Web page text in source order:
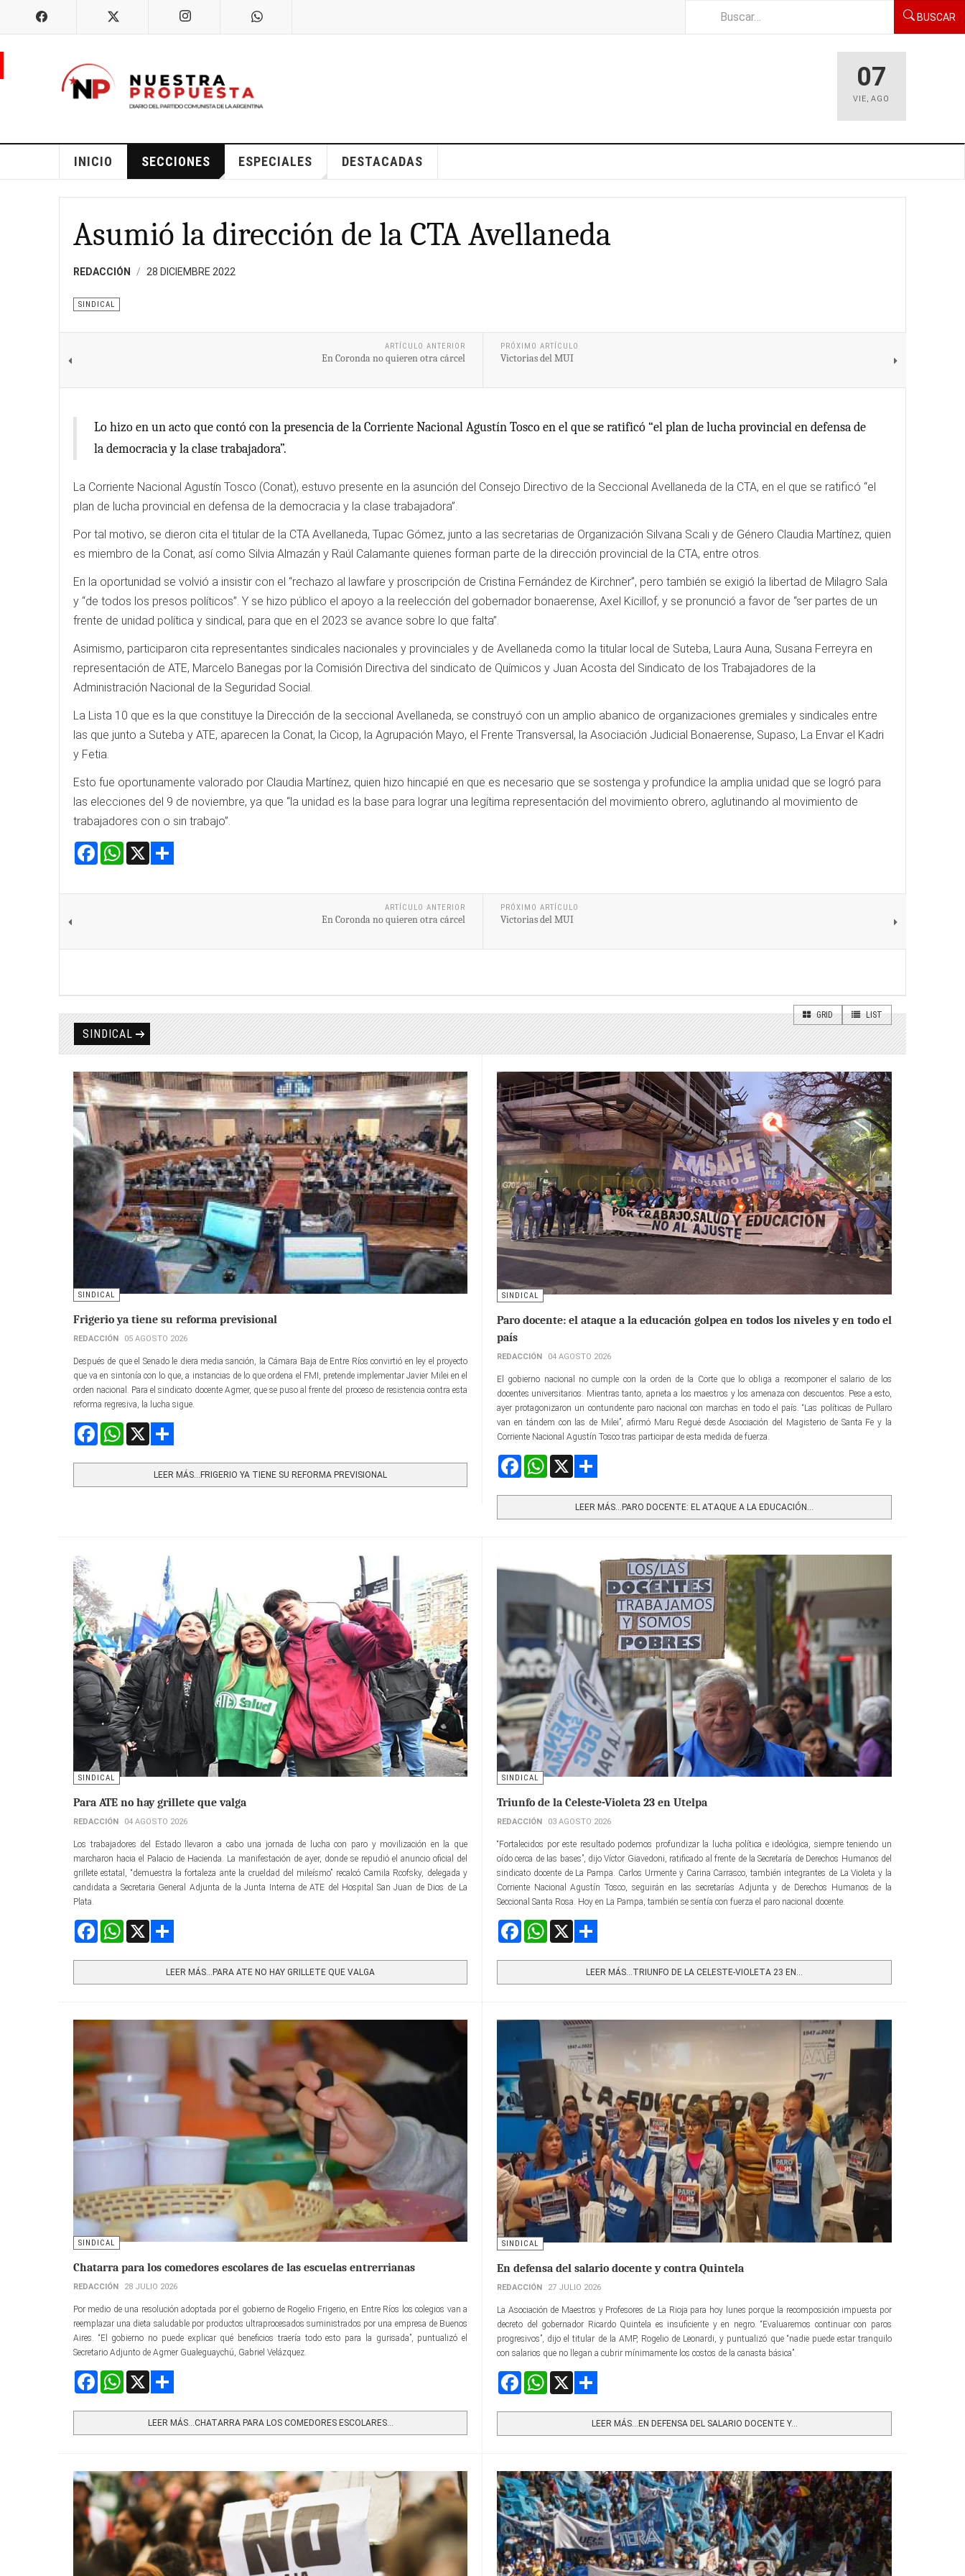
BUSCAR
07
VIE,AGO
INICIO SECCIONES ESPECIALES DESTACADAS
Asumió la dirección de la CTA Avellaneda
REDACCIÓN 28 DICIEMBRE 2022
SINDICAL
ARTÍCULO ANTERIOR
En Coronda no quieren otra cárcel
PRÓXIMO ARTÍCULO
Victorias del MUI
Lo hizo en un acto que contó con la presencia de la Corriente Nacional Agustín Tosco en el que se ratificó “el plan de lucha provincial en defensa de
la democracia y la clase trabajadora”.
La Corriente Nacional Agustín Tosco (Conat), estuvo presente en la asunción del Consejo Directivo de la Seccional Avellaneda de la CTA, en el que se ratificó “el
plan de lucha provincial en defensa de la democracia y la clase trabajadora”.
Por tal motivo, se dieron cita el titular de la CTA Avellaneda, Tupac Gómez, junto a las secretarias de Organización Silvana Scali y de Género Claudia Martínez, quien
es miembro de la Conat, así como Silvia Almazán y Raúl Calamante quienes forman parte de la dirección provincial de la CTA, entre otros.
En la oportunidad se volvió a insistir con el “rechazo al lawfare y proscripción de Cristina Fernández de Kirchner”, pero también se exigió la libertad de Milagro Sala
y “de todos los presos políticos”. Y se hizo público el apoyo a la reelección del gobernador bonaerense, Axel Kicillof, y se pronunció a favor de “ser partes de un
frente de unidad política y sindical, para que en el 2023 se avance sobre lo que falta”.
Asimismo, participaron cita representantes sindicales nacionales y provinciales y de Avellaneda como la titular local de Suteba, Laura Auna, Susana Ferreyra en
representación de ATE, Marcelo Banegas por la Comisión Directiva del sindicato de Químicos y Juan Acosta del Sindicato de los Trabajadores de la
Administración Nacional de la Seguridad Social.
La Lista 10 que es la que constituye la Dirección de la seccional Avellaneda, se construyó con un amplio abanico de organizaciones gremiales y sindicales entre
las que junto a Suteba y ATE, aparecen la Conat, la Cicop, la Agrupación Mayo, el Frente Transversal, la Asociación Judicial Bonaerense, Supaso, La Envar el Kadri
y Fetia.
Esto fue oportunamente valorado por Claudia Martínez, quien hizo hincapié en que es necesario que se sostenga y profundice la amplia unidad que se logró para
las elecciones del 9 de noviembre, ya que “la unidad es la base para lograr una legítima representación del movimiento obrero, aglutinando al movimiento de
trabajadores con o sin trabajo”.
Facebook
WhatsApp
ARTÍCULO ANTERIOR
En Coronda no quieren otra cárcel
PRÓXIMO ARTÍCULO
Victorias del MUI
GRID LIST
SINDICAL
SINDICAL
Frigerio ya tiene su reforma previsional
REDACCIÓN 05 AGOSTO 2026
Después de que el Senado le diera media sanción, la Cámara Baja de Entre Ríos convirtió en ley el proyecto
que va en sintonía con lo que, a instancias de lo que ordena el FMI, pretende implementar Javier Milei en el
orden nacional. Para el sindicato docente Agmer, que se puso al frente del proceso de resistencia contra esta
reforma regresiva, la lucha sigue.
FacebookWhatsApp
LEER MÁS…FRIGERIO YA TIENE SU REFORMA PREVISIONAL
SINDICAL
Paro docente: el ataque a la educación golpea en todos los niveles y en todo el
país
REDACCIÓN 04 AGOSTO 2026
El gobierno nacional no cumple con la orden de la Corte que lo obliga a recomponer el salario de los
docentes universitarios. Mientras tanto, aprieta a los maestros y los amenaza con descuentos. Pese a esto,
ayer protagonizaron un contundente paro nacional con marchas en todo el país. “Las políticas de Pullaro
van en tándem con las de Milei”, afirmó Maru Regué desde Asociación del Magisterio de Santa Fe y la
Corriente Nacional Agustín Tosco tras participar de esta medida de fuerza.
FacebookWhatsApp
LEER MÁS…PARO DOCENTE: EL ATAQUE A LA EDUCACIÓN...
SINDICAL
Para ATE no hay grillete que valga
REDACCIÓN 04 AGOSTO 2026
Los trabajadores del Estado llevaron a cabo una jornada de lucha con paro y movilización en la que
marcharon hacia el Palacio de Hacienda. La manifestación de ayer, donde se repudió el anuncio oficial del
grillete estatal, “demuestra la fortaleza ante la crueldad del mileísmo” recalcó Camila Rcofsky, delegada y
candidata a Secretaria General Adjunta de la Junta Interna de ATE del Hospital San Juan de Dios de La
Plata.
FacebookWhatsApp
LEER MÁS…PARA ATE NO HAY GRILLETE QUE VALGA
SINDICAL
Triunfo de la Celeste-Violeta 23 en Utelpa
REDACCIÓN 03 AGOSTO 2026
“Fortalecidos por este resultado podemos profundizar la lucha política e ideológica, siempre teniendo un
oído cerca de las bases”, dijo Víctor Giavedoni, ratificado al frente de la Secretaría de Derechos Humanos del
sindicato docente de La Pampa. Carlos Urmente y Carina Carrasco, también integrantes de La Violeta y la
Corriente Nacional Agustín Tosco, seguirán en las secretarías Adjunta y de Derechos Humanos de la
Seccional Santa Rosa. Hoy en La Pampa, también se sentía con fuerza el paro nacional docente.
FacebookWhatsApp
LEER MÁS…TRIUNFO DE LA CELESTE-VIOLETA 23 EN...
SINDICAL
Chatarra para los comedores escolares de las escuelas entrerrianas
REDACCIÓN 28 JULIO 2026
Por medio de una resolución adoptada por el gobierno de Rogelio Frigerio, en Entre Ríos los colegios van a
reemplazar una dieta saludable por productos ultraprocesados suministrados por una empresa de Buenos
Aires. “El gobierno no puede explicar qué beneficios traería todo esto para la gurisada”, puntualizó el
Secretario Adjunto de Agmer Gualeguaychú, Gabriel Velázquez.
FacebookWhatsApp
LEER MÁS…CHATARRA PARA LOS COMEDORES ESCOLARES...
SINDICAL
En defensa del salario docente y contra Quintela
REDACCIÓN 27 JULIO 2026
La Asociación de Maestros y Profesores de La Rioja para hoy lunes porque la recomposición impuesta por
decreto del gobernador Ricardo Quintela es insuficiente y en negro. “Evaluaremos continuar con paros
progresivos”, dijo el titular de la AMP, Rogelio de Leonardi, y puntualizó que “nadie puede estar tranquilo
con salarios que no llegan a cubrir mínimamente los costos de la canasta básica”.
FacebookWhatsApp
LEER MÁS…EN DEFENSA DEL SALARIO DOCENTE Y...